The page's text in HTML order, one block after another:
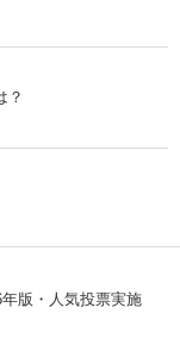
？
版・人気投票実施